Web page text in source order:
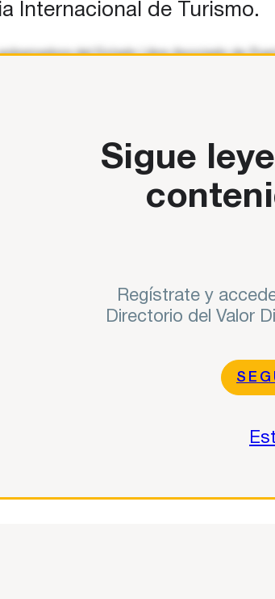
Internacional de Turismo.
del Estado Libre Asociado de
Sigue
Regístrate y
Directorio del Valor